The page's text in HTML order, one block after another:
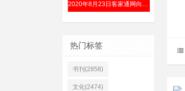
2020年8月23日客家通网向全球发布“客家话口音传承人”招贤启事（附口音上传方法）
热门标签
书刊(2858)
文化(2474)